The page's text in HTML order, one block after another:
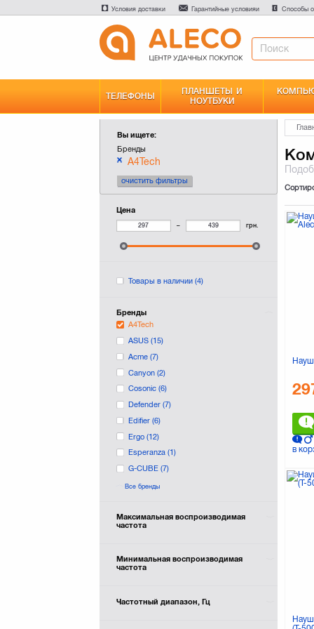
Условия доставки Гарантийные условияи Способы
ТЕЛЕФОНЫ
ПЛАНШЕТЫ И
НОУТБУКИ
Вы ищете:
Бренды
A4Tech
очистить фильтры
Цена
– грн.
Товары в наличии(4)
Бренды
A4Tech
ASUS(15)
Acme(7)
Canyon(2)
Cosonic(6)
Defender(7)
Edifier(6)
Ergo(12)
Esperanza(1)
G-CUBE(7)
GENIUS(9)
Gemix(26)
LOGITECH(21)
Все бренды
Максимальная воспроизводимая
частота
Минимальная воспроизводимая
частота
Частотный диапазон, Гц
в